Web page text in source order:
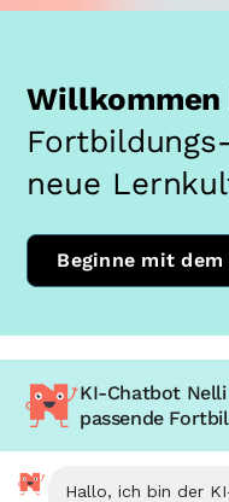
Willkommen
neue
Beginne mit dem
KI-Chatbot
passende
Hallo, ich bin der